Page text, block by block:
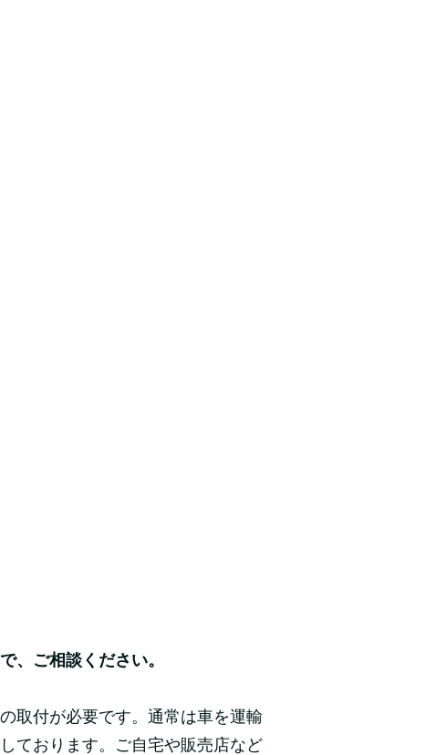
、ご相談ください。
取付が必要です。通常は車を運輸
ております。ご自宅や販売店など